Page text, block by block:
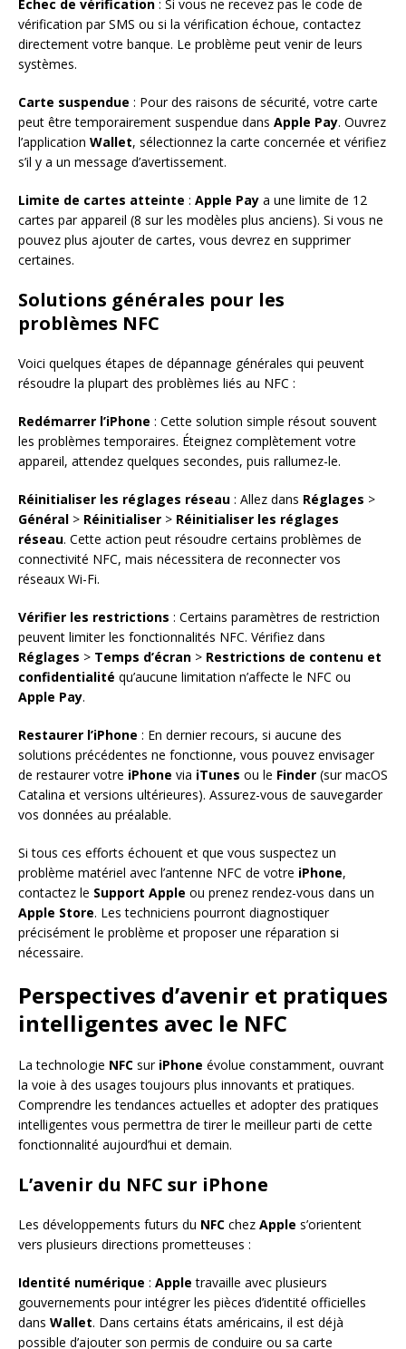
Échec de vérification : Si vous ne recevez pas le code de
vérification par SMS ou si la vérification échoue, contactez
directement votre banque. Le problème peut venir de leurs
systèmes.
Carte suspendue : Pour des raisons de sécurité, votre carte
peut être temporairement suspendue dans Apple Pay. Ouvrez
l’application Wallet, sélectionnez la carte concernée et vérifiez
s’il y a un message d’avertissement.
Limite de cartes atteinte : Apple Pay a une limite de 12
cartes par appareil (8 sur les modèles plus anciens). Si vous ne
pouvez plus ajouter de cartes, vous devrez en supprimer
certaines.
Solutions générales pour les
problèmes NFC
Voici quelques étapes de dépannage générales qui peuvent
résoudre la plupart des problèmes liés au NFC :
Redémarrer l’iPhone : Cette solution simple résout souvent
les problèmes temporaires. Éteignez complètement votre
appareil, attendez quelques secondes, puis rallumez-le.
Réinitialiser les réglages réseau : Allez dans Réglages >
Général > Réinitialiser > Réinitialiser les réglages
réseau. Cette action peut résoudre certains problèmes de
connectivité NFC, mais nécessitera de reconnecter vos
réseaux Wi-Fi.
Vérifier les restrictions : Certains paramètres de restriction
peuvent limiter les fonctionnalités NFC. Vérifiez dans
Réglages > Temps d’écran > Restrictions de contenu et
confidentialité qu’aucune limitation n’affecte le NFC ou
Apple Pay.
Restaurer l’iPhone : En dernier recours, si aucune des
solutions précédentes ne fonctionne, vous pouvez envisager
de restaurer votre iPhone via iTunes ou le Finder (sur macOS
Catalina et versions ultérieures). Assurez-vous de sauvegarder
vos données au préalable.
Si tous ces efforts échouent et que vous suspectez un
problème matériel avec l’antenne NFC de votre iPhone,
contactez le Support Apple ou prenez rendez-vous dans un
Apple Store. Les techniciens pourront diagnostiquer
précisément le problème et proposer une réparation si
nécessaire.
Perspectives d’avenir et pratiques
intelligentes avec le NFC
La technologie NFC sur iPhone évolue constamment, ouvrant
la voie à des usages toujours plus innovants et pratiques.
Comprendre les tendances actuelles et adopter des pratiques
intelligentes vous permettra de tirer le meilleur parti de cette
fonctionnalité aujourd’hui et demain.
L’avenir du NFC sur iPhone
Les développements futurs du NFC chez Apple s’orientent
vers plusieurs directions prometteuses :
Identité numérique : Apple travaille avec plusieurs
gouvernements pour intégrer les pièces d’identité officielles
dans Wallet. Dans certains états américains, il est déjà
possible d’ajouter son permis de conduire ou sa carte